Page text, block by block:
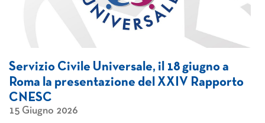
Servizio Civile Universale, il 18 giugno a
Roma la presentazione del XXIV Rapporto
CNESC
15 Giugno 2026